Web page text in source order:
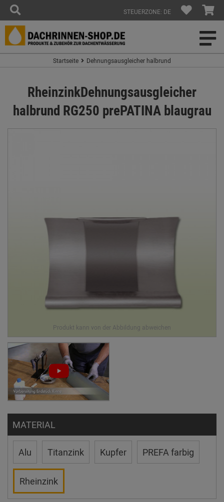
STEUERZONE: DE
Startseite Dehnungsausgleicher halbrund
RheinzinkDehnungsausgleicher
halbrund RG250 prePATINA blaugrau
MATERIAL
Alu Titanzink Kupfer PREFA farbig
Rheinzink